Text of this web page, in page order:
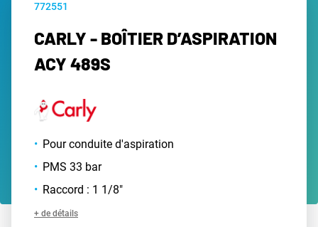
772551
CARLY - BOÎTIER D’ASPIRATION
ACY 489S
Pour conduite d'aspiration
PMS 33 bar
Raccord : 1 1/8"
+ de détails